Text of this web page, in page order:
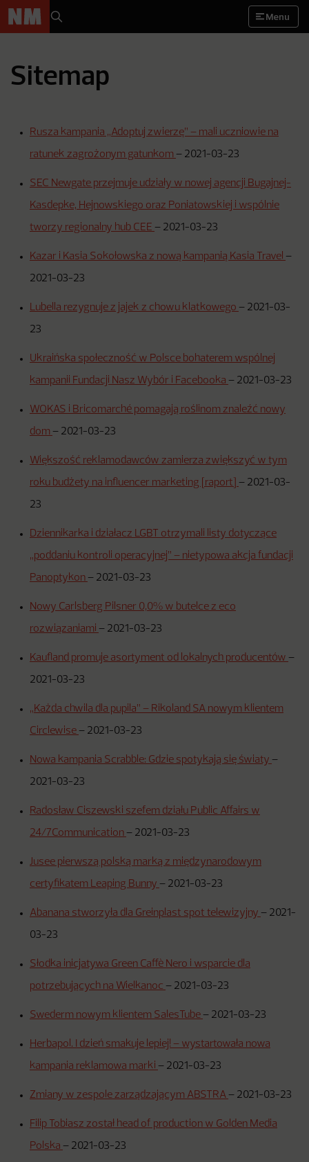
Menu
Sitemap
Rusza kampania „Adoptuj zwierzę” – mali uczniowie na
ratunek zagrożonym gatunkom – 2021-03-23
SEC Newgate przejmuje udziały w nowej agencji Bugajnej-
Kasdepke, Hejnowskiego oraz Poniatowskiej i wspólnie
tworzy regionalny hub CEE – 2021-03-23
Kazar i Kasia Sokołowska z nową kampanią Kasia Travel –
2021-03-23
Lubella rezygnuje z jajek z chowu klatkowego – 2021-03-
23
Ukraińska społeczność w Polsce bohaterem wspólnej
kampanii Fundacji Nasz Wybór i Facebooka – 2021-03-23
WOKAS i Bricomarché pomagają roślinom znaleźć nowy
dom – 2021-03-23
Większość reklamodawców zamierza zwiększyć w tym
roku budżety na influencer marketing [raport] – 2021-03-
23
Dziennikarka i działacz LGBT otrzymali listy dotyczące
„poddaniu kontroli operacyjnej” – nietypowa akcja fundacji
Panoptykon – 2021-03-23
Nowy Carlsberg Pilsner 0,0% w butelce z eco
rozwiązaniami – 2021-03-23
Kaufland promuje asortyment od lokalnych producentów –
2021-03-23
„Każda chwila dla pupila” – Rikoland SA nowym klientem
Circlewise – 2021-03-23
Nowa kampania Scrabble: Gdzie spotykają się światy –
2021-03-23
Radosław Ciszewski szefem działu Public Affairs w
24/7Communication – 2021-03-23
Jusee pierwszą polską marką z międzynarodowym
certyfikatem Leaping Bunny – 2021-03-23
Abanana stworzyła dla Greinplast spot telewizyjny – 2021-
03-23
Słodka inicjatywa Green Caffè Nero i wsparcie dla
potrzebujących na Wielkanoc – 2021-03-23
Swederm nowym klientem SalesTube – 2021-03-23
Herbapol. I dzień smakuje lepiej! – wystartowała nowa
kampania reklamowa marki – 2021-03-23
Zmiany w zespole zarządzającym ABSTRA – 2021-03-23
Filip Tobiasz został head of production w Golden Media
Polska – 2021-03-23